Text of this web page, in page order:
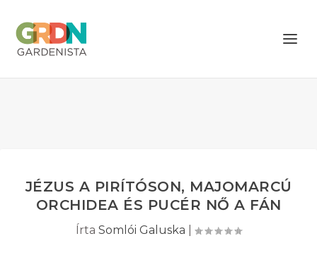
JÉZUS A PIRÍTÓSON, MAJOMARCÚ
ORCHIDEA ÉS PUCÉR NŐ A FÁN
Írta Somlói Galuska